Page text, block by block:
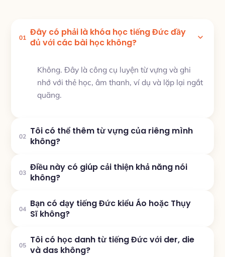
01 Đây có phải là khóa học tiếng Đức đầy
đủ với các bài học không?
Không. Đây là công cụ luyện từ vựng và ghi
nhớ với thẻ học, âm thanh, ví dụ và lặp lại ngắt
quãng.
02 Tôi có thể thêm từ vựng của riêng mình
không?
03 Điều này có giúp cải thiện khả năng nói
không?
04 Bạn có dạy tiếng Đức kiểu Áo hoặc Thụy
Sĩ không?
05 Tôi có học danh từ tiếng Đức với der, die
và das không?